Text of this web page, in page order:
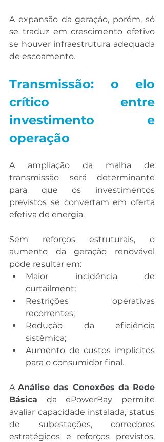
A expansão da geração, porém, só
se traduz em crescimento efetivo
se houver infraestrutura adequada
de escoamento.
Transmissão: o elo
crítico entre
investimento e
operação
A ampliação da malha de
transmissão será determinante
para que os investimentos
previstos se convertam em oferta
efetiva de energia.
Sem reforços estruturais, o
aumento da geração renovável
pode resultar em:
Maior incidência de
curtailment;
Restrições operativas
recorrentes;
Redução da eficiência
sistêmica;
Aumento de custos implícitos
para o consumidor final.
A Análise das Conexões da Rede
Básica da ePowerBay permite
avaliar capacidade instalada, status
de subestações, corredores
estratégicos e reforços previstos,